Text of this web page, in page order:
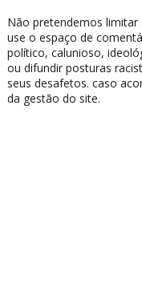
Não pretendemos limitar
use o espaço de
político, calunioso,
ou difundir posturas
seus desafetos. caso
da gestão do site.